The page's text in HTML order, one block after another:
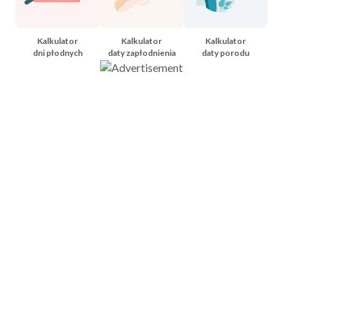
Kalkulator
dni płodnych
Kalkulator
daty zapłodnienia
Kalkulator
daty porodu